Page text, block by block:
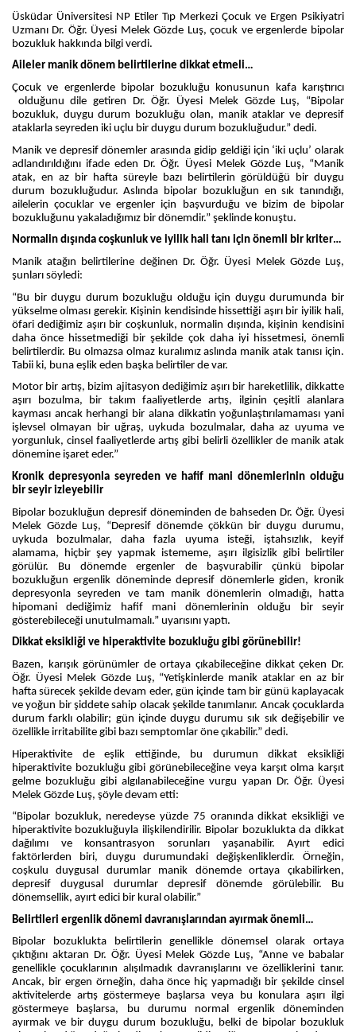
Üsküdar Üniversitesi NP Etiler Tıp Merkezi Çocuk ve Ergen Psikiyatri
Uzmanı Dr. Öğr. Üyesi Melek Gözde Luş, çocuk ve ergenlerde bipolar
bozukluk hakkında bilgi verdi.
Aileler manik dönem belirtilerine dikkat etmeli…
Çocuk ve ergenlerde bipolar bozukluğu konusunun kafa karıştırıcı
olduğunu dile getiren Dr. Öğr. Üyesi Melek Gözde Luş, “Bipolar
bozukluk, duygu durum bozukluğu olan, manik ataklar ve depresif
ataklarla seyreden iki uçlu bir duygu durum bozukluğudur.” dedi.
Manik ve depresif dönemler arasında gidip geldiği için ‘iki uçlu’ olarak
adlandırıldığını ifade eden Dr. Öğr. Üyesi Melek Gözde Luş, “Manik
atak, en az bir hafta süreyle bazı belirtilerin görüldüğü bir duygu
durum bozukluğudur. Aslında bipolar bozukluğun en sık tanındığı,
ailelerin çocuklar ve ergenler için başvurduğu ve bizim de bipolar
bozukluğunu yakaladığımız bir dönemdir.” şeklinde konuştu.
Normalin dışında coşkunluk ve iyilik hali tanı için önemli bir kriter…
Manik atağın belirtilerine değinen Dr. Öğr. Üyesi Melek Gözde Luş,
şunları söyledi:
“Bu bir duygu durum bozukluğu olduğu için duygu durumunda bir
yükselme olması gerekir. Kişinin kendisinde hissettiği aşırı bir iyilik hali,
öfari dediğimiz aşırı bir coşkunluk, normalin dışında, kişinin kendisini
daha önce hissetmediği bir şekilde çok daha iyi hissetmesi, önemli
belirtilerdir. Bu olmazsa olmaz kuralımız aslında manik atak tanısı için.
Tabii ki, buna eşlik eden başka belirtiler de var.
Motor bir artış, bizim ajitasyon dediğimiz aşırı bir hareketlilik, dikkatte
aşırı bozulma, bir takım faaliyetlerde artış, ilginin çeşitli alanlara
kayması ancak herhangi bir alana dikkatin yoğunlaştırılamaması yani
işlevsel olmayan bir uğraş, uykuda bozulmalar, daha az uyuma ve
yorgunluk, cinsel faaliyetlerde artış gibi belirli özellikler de manik atak
dönemine işaret eder.”
Kronik depresyonla seyreden ve hafif mani dönemlerinin olduğu
bir seyir izleyebilir
Bipolar bozukluğun depresif döneminden de bahseden Dr. Öğr. Üyesi
Melek Gözde Luş, “Depresif dönemde çökkün bir duygu durumu,
uykuda bozulmalar, daha fazla uyuma isteği, iştahsızlık, keyif
alamama, hiçbir şey yapmak istememe, aşırı ilgisizlik gibi belirtiler
görülür. Bu dönemde ergenler de başvurabilir çünkü bipolar
bozukluğun ergenlik döneminde depresif dönemlerle giden, kronik
depresyonla seyreden ve tam manik dönemlerin olmadığı, hatta
hipomani dediğimiz hafif mani dönemlerinin olduğu bir seyir
gösterebileceği unutulmamalı.” uyarısını yaptı.
Dikkat eksikliği ve hiperaktivite bozukluğu gibi görünebilir!
Bazen, karışık görünümler de ortaya çıkabileceğine dikkat çeken Dr.
Öğr. Üyesi Melek Gözde Luş, “Yetişkinlerde manik ataklar en az bir
hafta sürecek şekilde devam eder, gün içinde tam bir günü kaplayacak
ve yoğun bir şiddete sahip olacak şekilde tanımlanır. Ancak çocuklarda
durum farklı olabilir; gün içinde duygu durumu sık sık değişebilir ve
özellikle irritabilite gibi bazı semptomlar öne çıkabilir.” dedi.
Hiperaktivite de eşlik ettiğinde, bu durumun dikkat eksikliği
hiperaktivite bozukluğu gibi görünebileceğine veya karşıt olma karşıt
gelme bozukluğu gibi algılanabileceğine vurgu yapan Dr. Öğr. Üyesi
Melek Gözde Luş, şöyle devam etti:
“Bipolar bozukluk, neredeyse yüzde 75 oranında dikkat eksikliği ve
hiperaktivite bozukluğuyla ilişkilendirilir. Bipolar bozuklukta da dikkat
dağılımı ve konsantrasyon sorunları yaşanabilir. Ayırt edici
faktörlerden biri, duygu durumundaki değişkenliklerdir. Örneğin,
coşkulu duygusal durumlar manik dönemde ortaya çıkabilirken,
depresif duygusal durumlar depresif dönemde görülebilir. Bu
dönemsellik, ayırt edici bir kural olabilir.”
Belirtileri ergenlik dönemi davranışlarından ayırmak önemli…
Bipolar bozuklukta belirtilerin genellikle dönemsel olarak ortaya
çıktığını aktaran Dr. Öğr. Üyesi Melek Gözde Luş, “Anne ve babalar
genellikle çocuklarının alışılmadık davranışlarını ve özelliklerini tanır.
Ancak, bir ergen örneğin, daha önce hiç yapmadığı bir şekilde cinsel
aktivitelerde artış göstermeye başlarsa veya bu konulara aşırı ilgi
göstermeye başlarsa, bu durumu normal ergenlik döneminden
ayırmak ve bir duygu durum bozukluğu, belki de bipolar bozukluk